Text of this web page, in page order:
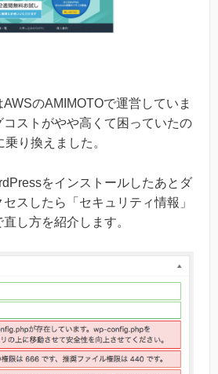
AWSのAMIMOTOで運営していま
ストがやや高くて困っていたの
乗り換えました。
をインストールしたあとダ
スしたら「セキュリティ情報」
し方を紹介します。